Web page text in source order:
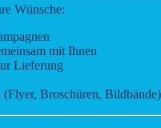
Wünsche:
mit Ihnen
Lieferung
Broschüren, Bildbände)